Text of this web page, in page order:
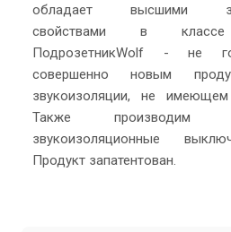
обладает высшими
свойствами в классе
ПодрозетникWolf - не
совершенно новым
звукоизоляции, не
Также производим
звукоизоляционные
Продукт запатентован.